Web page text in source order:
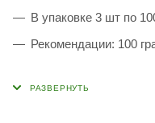
В упаковке 3 шт по
Рекомендации: 100